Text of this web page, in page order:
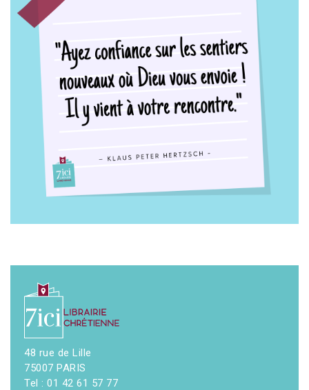
48 rue de Lille
75007 PARIS
Tel : 01 42 61 57 77